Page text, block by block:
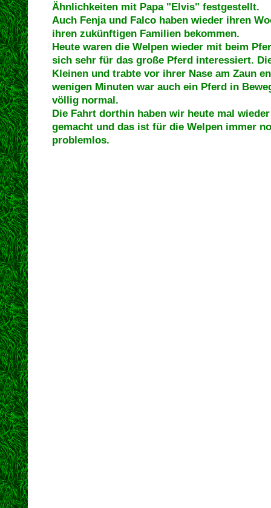
Ähnlichkeiten mit Papa "Elvis" festgestellt.
Auch Fenja und Falco haben wieder ihren
ihren zukünftigen Familien bekommen.
Heute waren die Welpen wieder mit beim
sich sehr für das große Pferd interessiert.
Kleinen und trabte vor ihrer Nase am Zaun
wenigen Minuten war auch ein Pferd in
völlig normal.
Die Fahrt dorthin haben wir heute mal
gemacht und das ist für die Welpen immer
problemlos.